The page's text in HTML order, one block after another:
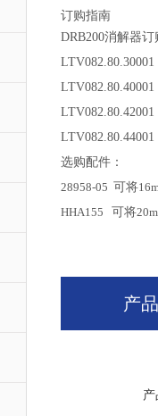
订购指南
DRB200消解器订
LTV082.80.30001
LTV082.80.40001
LTV082.80.42001
LTV082.80.44001
选购配件：
28958-05 可将
HHA155
可将
产
产